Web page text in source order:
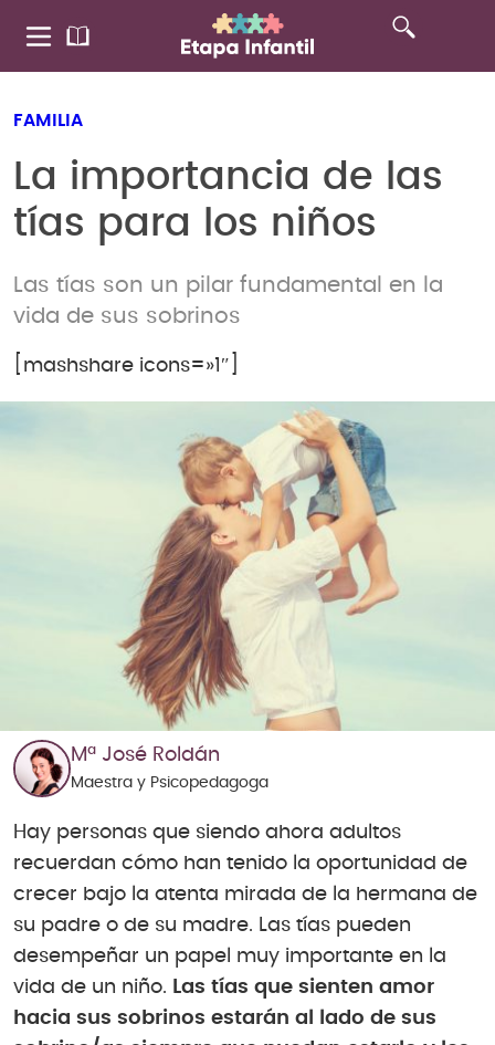
FAMILIA
La importancia de las
tías para los niños
Las tías son un pilar fundamental en la
vida de sus sobrinos
[mashshare icons=»1″]
Mª José Roldán
Maestra y Psicopedagoga
Hay personas que siendo ahora adultos
recuerdan cómo han tenido la oportunidad de
crecer bajo la atenta mirada de la hermana de
su padre o de su madre. Las tías pueden
desempeñar un papel muy importante en la
vida de un niño. Las tías que sienten amor
hacia sus sobrinos estarán al lado de sus